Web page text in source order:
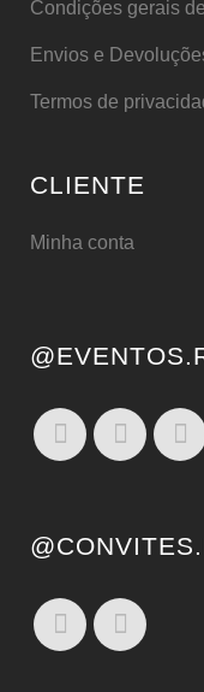
Condições gerais
Envios e
Termos de
CLIENTE
Minha conta